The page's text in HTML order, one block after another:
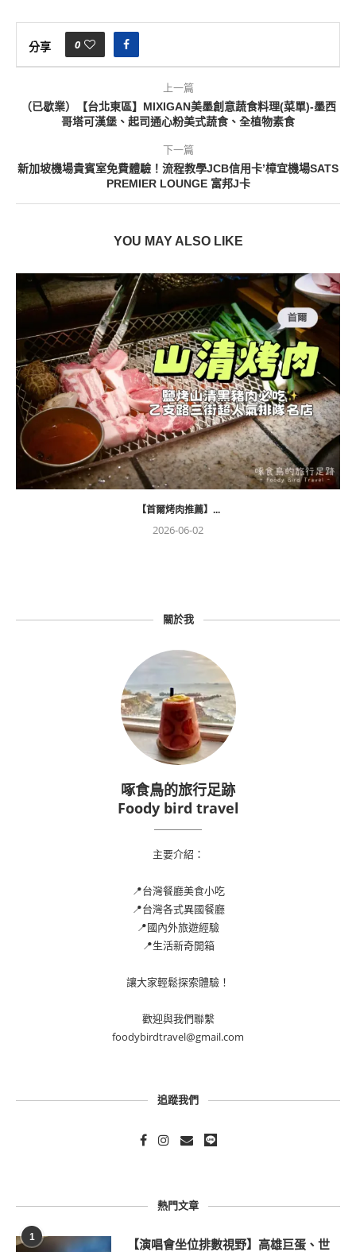
分享 0
上一篇
（已歇業）【台北東區】MIXIGAN美墨創意蔬食料理(菜單)-墨西
哥塔可漢堡、起司通心粉美式蔬食、全植物素食
下一篇
新加坡機場貴賓室免費體驗！流程教學JCB信用卡’樟宜機場SATS
PREMIER LOUNGE 富邦J卡
YOU MAY ALSO LIKE
【首爾烤肉推薦】...
2026-06-02
關於我
啄食鳥的旅行足跡
Foody bird travel
主要介紹：
📍台灣餐廳美食小吃
📍台灣各式異國餐廳
📍國內外旅遊經驗
📍生活新奇開箱
讓大家輕鬆探索體驗！
歡迎與我們聯繫
foodybirdtravel@gmail.com
追蹤我們
熱門文章
1
【演唱會坐位排數視野】高雄巨蛋、世